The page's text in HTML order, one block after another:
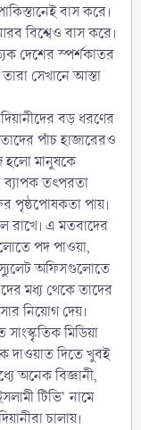
বাস করে।
বিশ্বেও বাস করে।
দেশের স্পর্শকাতর
সেখানে আস্তা
বড় ধরণের
পাঁচ হাজারেরও
হলো মানুষকে
ব্যাপক তৎপরতা
পৃষ্ঠপোষকতা পায়।
এ মতবাদের
পদ পাওয়া,
অফিসগুলোতে
মধ্য থেকে তাদের
নিয়োগ দেয়।
মিডিয়া
দাওয়াত দিতে খুবই
অনেক বিজ্ঞানী,
টিভি' নামে
চালায়।